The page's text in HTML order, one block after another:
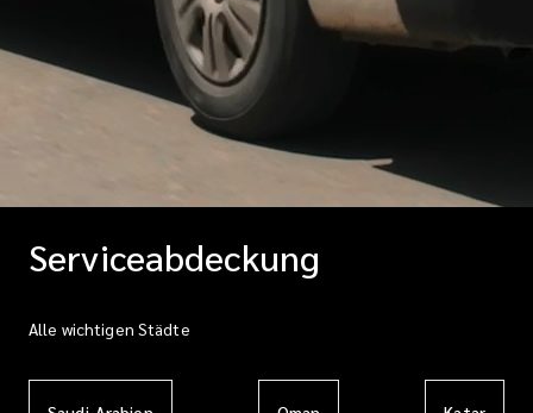
Serviceabdeckung
Alle wichtigen Städte